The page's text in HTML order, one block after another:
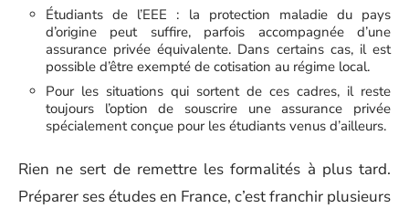
Étudiants de l’EEE : la protection maladie du pays
d’origine peut suffire, parfois accompagnée d’une
assurance privée équivalente. Dans certains cas, il est
possible d’être exempté de cotisation au régime local.
Pour les situations qui sortent de ces cadres, il reste
toujours l’option de souscrire une assurance privée
spécialement conçue pour les étudiants venus d’ailleurs.
Rien ne sert de remettre les formalités à plus tard.
Préparer ses études en France, c’est franchir plusieurs